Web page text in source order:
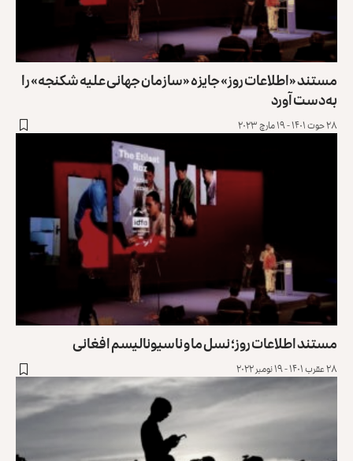
مستند «اطلاعات روز» جایزه «سازمان جهانی علیه شکنجه» را
به‌دست آورد
۲۸ حوت ۱۴۰۱ - ۱۹ مارچ ۲۰۲۳
مستند اطلاعات روز؛ نسل ما و ناسیونالیسم افغانی
۲۸ عقرب ۱۴۰۱ - ۱۹ نومبر ۲۰۲۲